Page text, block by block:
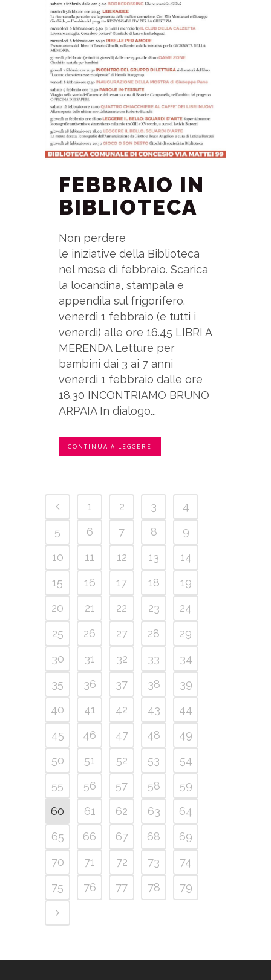
FEBBRAIO IN
BIBLIOTECA
Non perdere
le iniziative della Biblioteca
nel mese di febbraio. Scarica
la locandina, stampala e
appendila sul frigorifero.
venerdì 1 febbraio (e tutti i
venerdì) alle ore 16.45 LIBRI A
MERENDA Letture per
bambini dai 3 ai 7 anni
venerdì 1 febbraio dalle ore
18.30 INCONTRIAMO BRUNO
ARPAIA In dialogo...
CONTINUA A LEGGERE
1 2 3
4
5
6 7 8
9
10
11 12 13
14
15
16 17 18
19
20
21 22 23
24
25
26 27 28
29
30
31 32 33
34
35
36 37 38
39
40
41 42 43
44
45
46 47 48
49
50
51 52 53
54
55
56 57 58
59
60
61 62 63
64
65
66 67 68
69
70
71 72 73
74
75
76 77 78 79